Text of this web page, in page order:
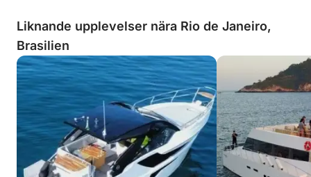
Liknande upplevelser nära Rio de Janeiro,
Brasilien